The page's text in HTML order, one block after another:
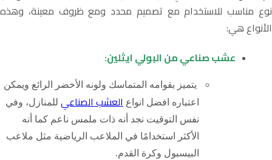
نوع مناسب للاستخدام مع تصميم محدد ومع ظروف معينة، وهذه
الأنواع هي:
عشب صناعي من البولي ايثلين:
يتميز بقوامه المتماسك ولونه الأخضر الرائع ويمكن
اعتباره افضل انواع العشب الصناعي للمنازل، وفي
نفس التوقيت نجد أنه ذات ملمس ناعم كما أنه
الأكثر استخدامًا في الملاعب الرياضية مثل ملاعب
البيسبول وكرة القدم.